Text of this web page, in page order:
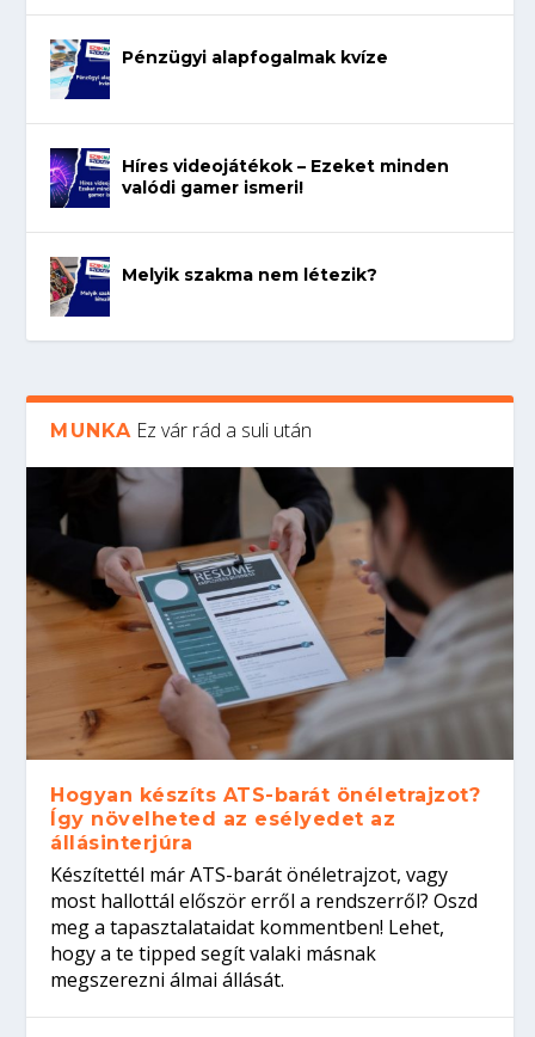
Pénzügyi alapfogalmak kvíze
Híres videojátékok – Ezeket minden
valódi gamer ismeri!
Melyik szakma nem létezik?
MUNKA Ez vár rád a suli után
Hogyan készíts ATS-barát önéletrajzot?
Így növelheted az esélyedet az
állásinterjúra
Készítettél már ATS-barát önéletrajzot, vagy
most hallottál először erről a rendszerről? Oszd
meg a tapasztalataidat kommentben! Lehet,
hogy a te tipped segít valaki másnak
megszerezni álmai állását.